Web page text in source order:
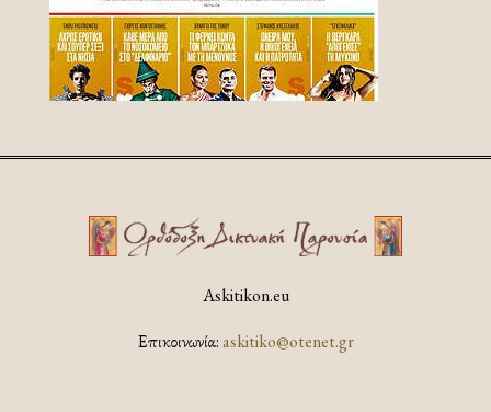
Askitikon.eu
Επικοινωνία:askitiko@otenet.gr